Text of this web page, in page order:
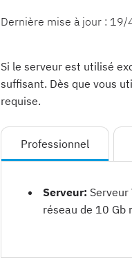
Dernière mise à jour : 19/
Si le serveur est utilisé
suffisant. Dès que vous
requise.
Professionnel
Serveur: Serveur
réseau de 10 Gb